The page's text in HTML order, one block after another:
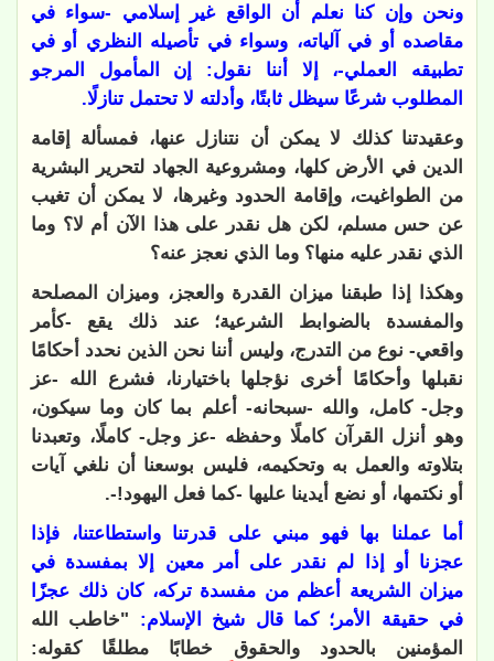
ونحن وإن كنا نعلم أن الواقع غير إسلامي -سواء في
مقاصده أو في آلياته، وسواء في تأصيله النظري أو في
تطبيقه العملي-، إلا أننا نقول: إن المأمول المرجو
المطلوب شرعًا سيظل ثابتًا، وأدلته لا تحتمل تنازلًا.
وعقيدتنا كذلك لا يمكن أن نتنازل عنها، فمسألة إقامة
الدين في الأرض كلها، ومشروعية الجهاد لتحرير البشرية
من الطواغيت، وإقامة الحدود وغيرها، لا يمكن أن تغيب
عن حس مسلم، لكن هل نقدر على هذا الآن أم لا؟ وما
الذي نقدر عليه منها؟ وما الذي نعجز عنه؟
وهكذا إذا طبقنا ميزان القدرة والعجز، وميزان المصلحة
والمفسدة بالضوابط الشرعية؛ عند ذلك يقع -كأمر
واقعي- نوع من التدرج، وليس أننا نحن الذين نحدد أحكامًا
نقبلها وأحكامًا أخرى نؤجلها باختيارنا، فشرع الله -عز
وجل- كامل، والله -سبحانه- أعلم بما كان وما سيكون،
وهو أنزل القرآن كاملًا وحفظه -عز وجل- كاملًا، وتعبدنا
بتلاوته والعمل به وتحكيمه، فليس بوسعنا أن نلغي آيات
أو نكتمها، أو نضع أيدينا عليها -كما فعل اليهود!-.
أما عملنا بها فهو مبني على قدرتنا واستطاعتنا، فإذا
عجزنا أو إذا لم نقدر على أمر معين إلا بمفسدة في
ميزان الشريعة أعظم من مفسدة تركه، كان ذلك عجزًا
في حقيقة الأمر؛ كما قال شيخ الإسلام: "خاطب الله
المؤمنين بالحدود والحقوق خطابًا مطلقًا كقوله: